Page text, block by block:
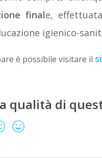
finale,
igienico-
è possibile visitare il
qualità di